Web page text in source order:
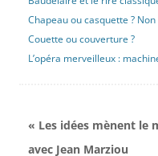
Chapeau ou casquette ?
Couette ou couverture ?
L’opéra merveilleux :
« Les idées mènent le
avec Jean Marziou